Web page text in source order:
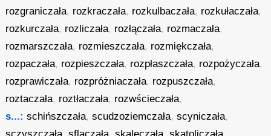
rozgraniczała, rozkraczała, rozkulbaczała, rozkułaczała,
rozkurczała, rozliczała, rozłączała, rozmaczała,
rozmarszczała, rozmieszczała, rozmiękczała,
rozpaczała, rozpieszczała, rozpłaszczała, rozpożyczała,
rozprawiczała, rozpróżniaczała, rozpuszczała,
roztaczała, roztłaczała, rozwścieczała,
s...: schińszczała,scudzoziemczała,scyniczała,